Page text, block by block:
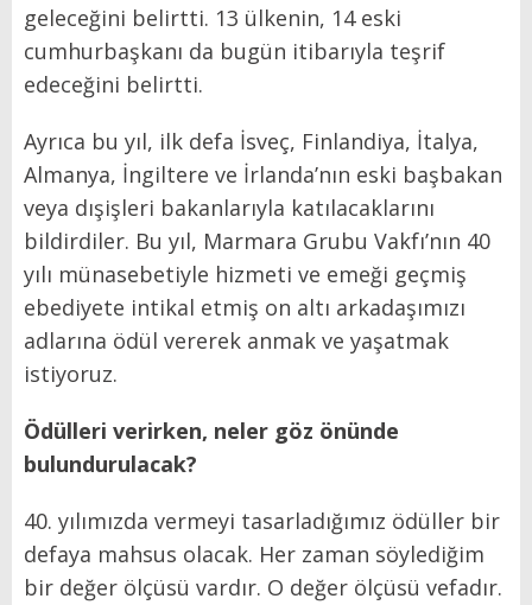
geleceğini belirtti. 13 ülkenin, 14 eski
cumhurbaşkanı da bugün itibarıyla teşrif
edeceğini belirtti.
Ayrıca bu yıl, ilk defa İsveç, Finlandiya, İtalya,
Almanya, İngiltere ve İrlanda’nın eski başbakan
veya dışişleri bakanlarıyla katılacaklarını
bildirdiler. Bu yıl, Marmara Grubu Vakfı’nın 40
yılı münasebetiyle hizmeti ve emeği geçmiş
ebediyete intikal etmiş on altı arkadaşımızı
adlarına ödül vererek anmak ve yaşatmak
istiyoruz.
Ödülleri verirken, neler göz önünde
bulundurulacak?
40. yılımızda vermeyi tasarladığımız ödüller bir
defaya mahsus olacak. Her zaman söylediğim
bir değer ölçüsü vardır. O değer ölçüsü vefadır.